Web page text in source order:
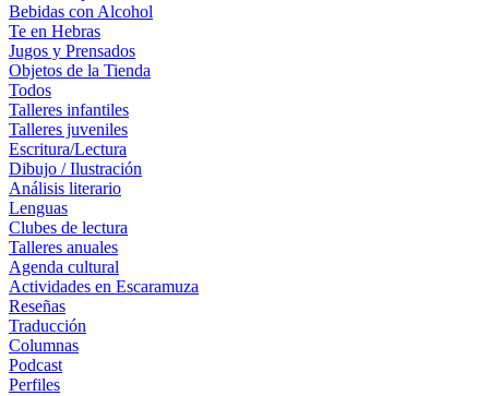
Bebidas con Alcohol
Te en Hebras
Jugos y Prensados
Objetos de la Tienda
Todos
Talleres infantiles
Talleres juveniles
Escritura/Lectura
Dibujo / Ilustración
Análisis literario
Lenguas
Clubes de lectura
Talleres anuales
Agenda cultural
Actividades en Escaramuza
Reseñas
Traducción
Columnas
Podcast
Perfiles